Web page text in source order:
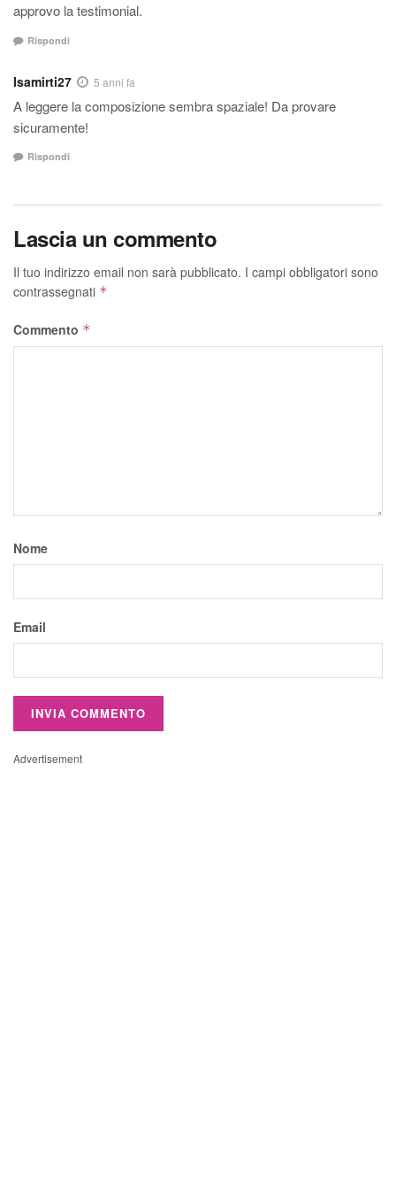
approvo la testimonial.
Rispondi
Isamirti27 5 anni fa
A leggere la composizione sembra spaziale! Da provare
sicuramente!
Rispondi
Lascia un commento
Il tuo indirizzo email non sarà pubblicato. I campi obbligatori sono
contrassegnati *
Commento *
Nome
Email
Advertisement